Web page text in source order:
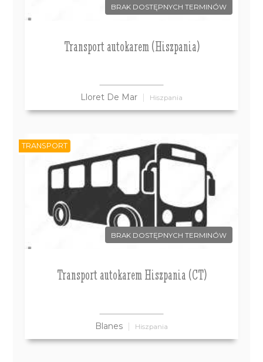
BRAK DOSTĘPNYCH TERMINÓW
Transport autokarem (Hiszpania)
Lloret De Mar Hiszpania
BRAK DOSTĘPNYCH TERMINÓW
Transport autokarem Hiszpania (CT)
Blanes Hiszpania
TRANSPORT